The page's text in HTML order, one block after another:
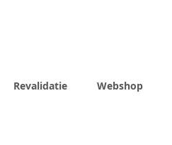
Revalidatie Webshop